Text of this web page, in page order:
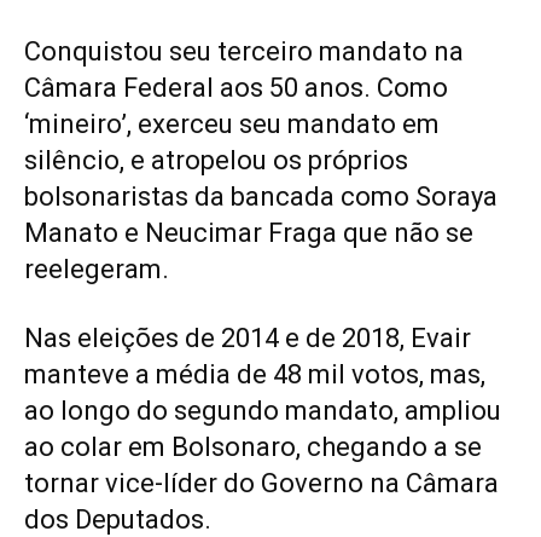
Conquistou seu terceiro mandato na
Câmara Federal aos 50 anos. Como
‘mineiro’, exerceu seu mandato em
silêncio, e atropelou os próprios
bolsonaristas da bancada como Soraya
Manato e Neucimar Fraga que não se
reelegeram.
Nas eleições de 2014 e de 2018, Evair
manteve a média de 48 mil votos, mas,
ao longo do segundo mandato, ampliou
ao colar em Bolsonaro, chegando a se
tornar vice-líder do Governo na Câmara
dos Deputados.